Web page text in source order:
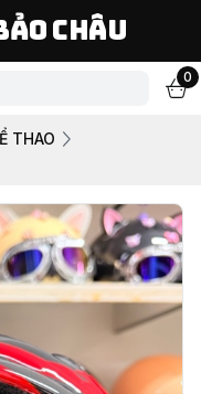
Châu
0
THAO